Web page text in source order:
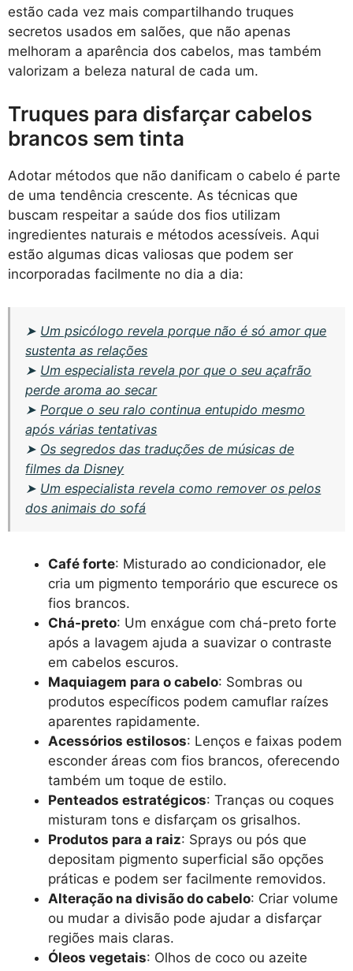
estão cada vez mais compartilhando truques
secretos usados em salões, que não apenas
melhoram a aparência dos cabelos, mas também
valorizam a beleza natural de cada um.
Truques para disfarçar cabelos
brancos sem tinta
Adotar métodos que não danificam o cabelo é parte
de uma tendência crescente. As técnicas que
buscam respeitar a saúde dos fios utilizam
ingredientes naturais e métodos acessíveis. Aqui
estão algumas dicas valiosas que podem ser
incorporadas facilmente no dia a dia:
➤ Um psicólogo revela porque não é só amor que
sustenta as relações
➤ Um especialista revela por que o seu açafrão
perde aroma ao secar
➤ Porque o seu ralo continua entupido mesmo
após várias tentativas
➤ Os segredos das traduções de músicas de
filmes da Disney
➤ Um especialista revela como remover os pelos
dos animais do sofá
Café forte: Misturado ao condicionador, ele
cria um pigmento temporário que escurece os
fios brancos.
Chá-preto: Um enxágue com chá-preto forte
após a lavagem ajuda a suavizar o contraste
em cabelos escuros.
Maquiagem para o cabelo: Sombras ou
produtos específicos podem camuflar raízes
aparentes rapidamente.
Acessórios estilosos: Lenços e faixas podem
esconder áreas com fios brancos, oferecendo
também um toque de estilo.
Penteados estratégicos: Tranças ou coques
misturam tons e disfarçam os grisalhos.
Produtos para a raiz: Sprays ou pós que
depositam pigmento superficial são opções
práticas e podem ser facilmente removidos.
Alteração na divisão do cabelo: Criar volume
ou mudar a divisão pode ajudar a disfarçar
regiões mais claras.
Óleos vegetais: Olhos de coco ou azeite